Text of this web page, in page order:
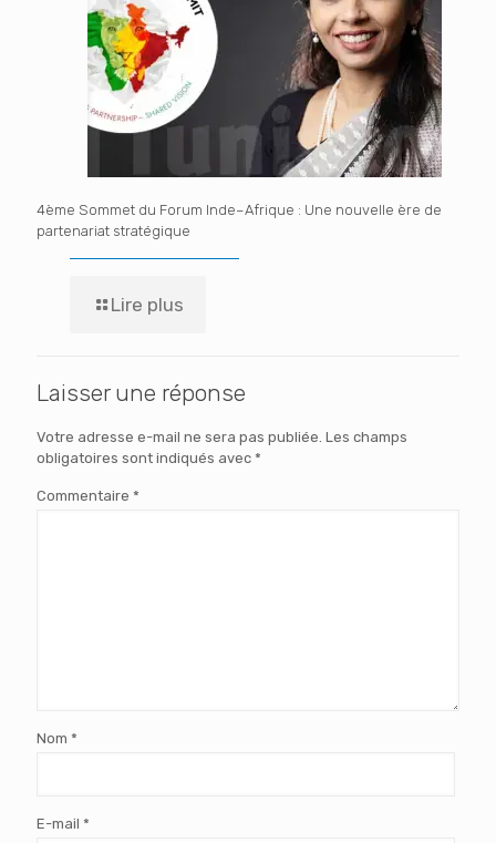
4ème Sommet du Forum Inde–Afrique : Une nouvelle ère de
partenariat stratégique
Lire plus
Laisser une réponse
Votre adresse e-mail ne sera pas publiée. Les champs
obligatoires sont indiqués avec *
Commentaire *
Nom *
E-mail *